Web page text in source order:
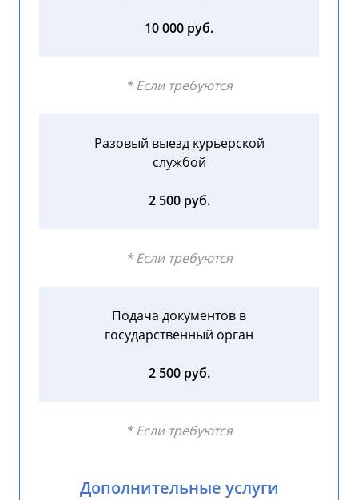
10 000 руб.
* Если требуются
Разовый выезд курьерской
службой
2 500 руб.
* Если требуются
Подача документов в
государственный орган
2 500 руб.
* Если требуются
Дополнительные услуги